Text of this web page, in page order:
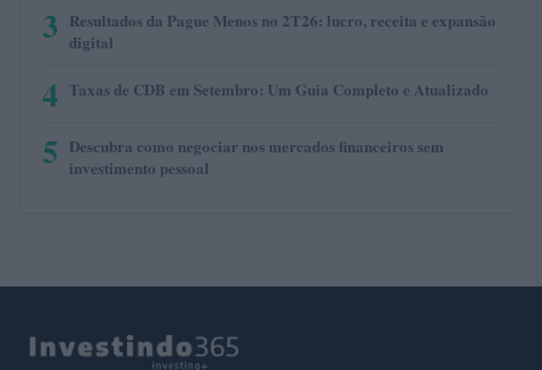
3 Resultados da Pague Menos no 2T26: lucro, receita e expansão
digital
4 Taxas de CDB em Setembro: Um Guia Completo e Atualizado
5 Descubra como negociar nos mercados financeiros sem
investimento pessoal